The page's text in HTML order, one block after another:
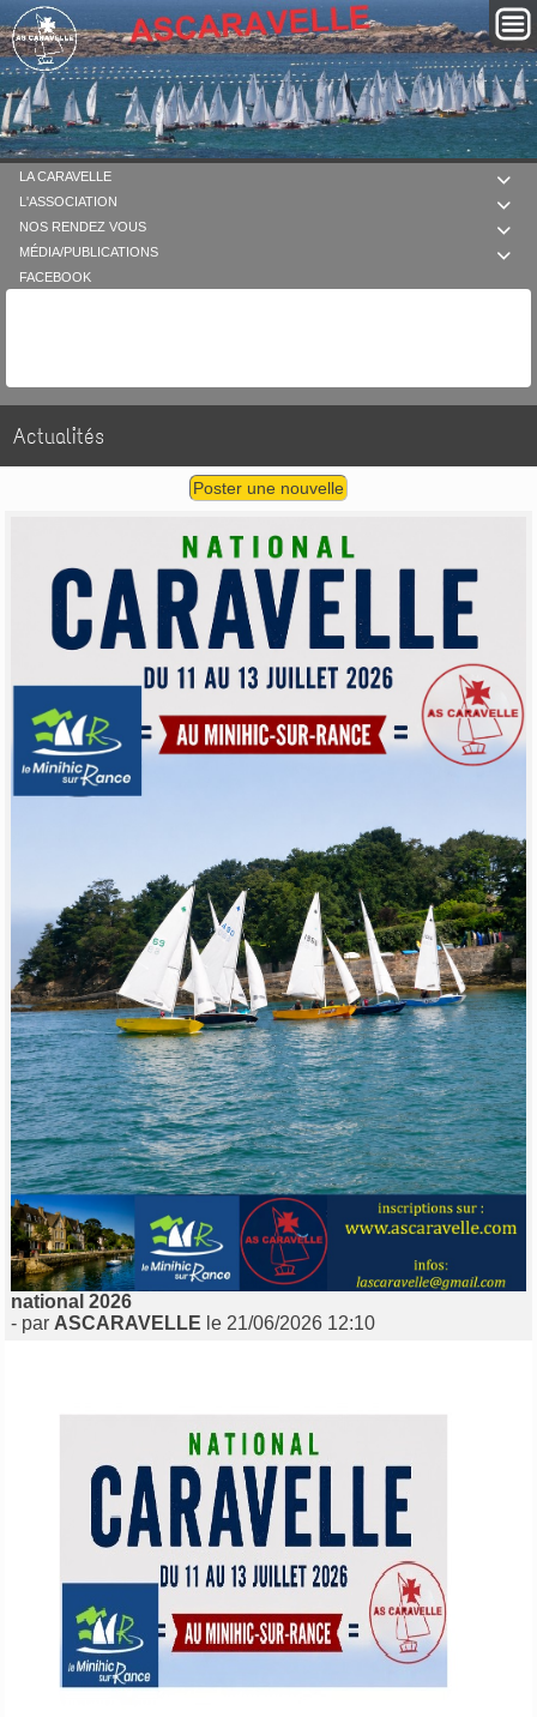

LA CARAVELLE

L'ASSOCIATION

NOS RENDEZ VOUS

MÉDIA/PUBLICATIONS
FACEBOOK
Actualités
Poster une nouvelle
national 2026
- par ASCARAVELLE le 21/06/2026 12:10